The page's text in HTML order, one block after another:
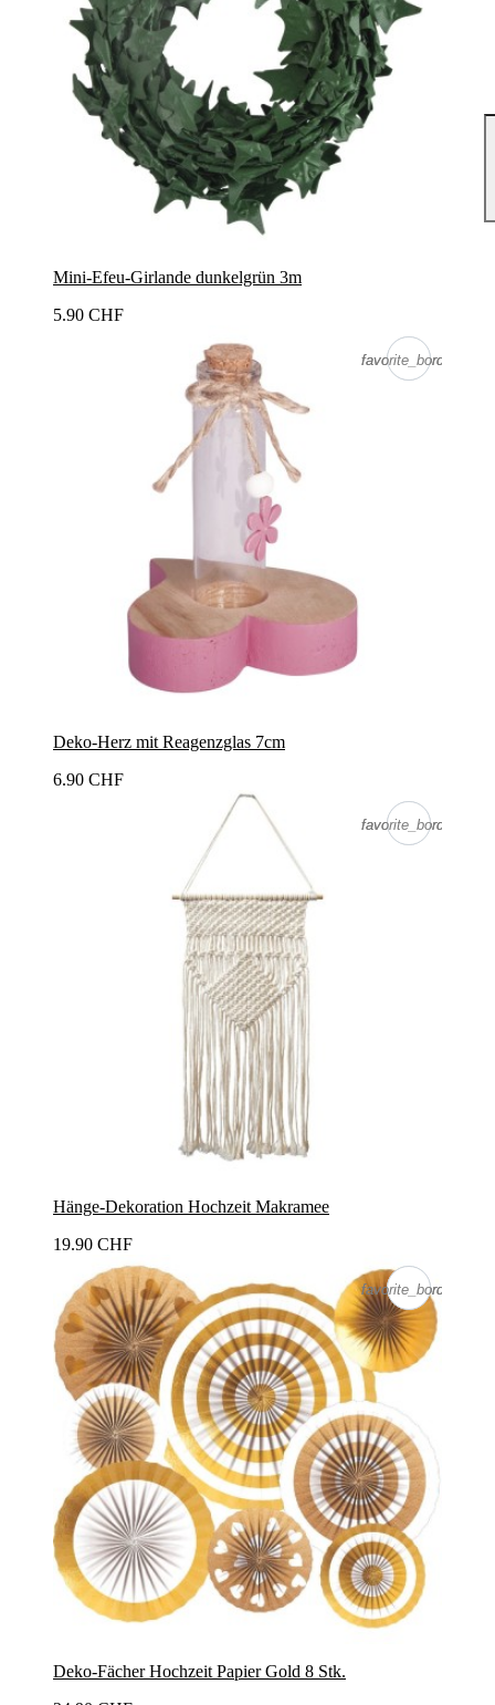
Mini-Efeu-Girlande dunkelgrün 3m
5.90 CHF
favorite_border
favorite_border
Deko-Herz mit Reagenzglas 7cm
6.90 CHF
favorite_border
favorite_border
Hänge-Dekoration Hochzeit Makramee
19.90 CHF
favorite_border
favorite_border
Deko-Fächer Hochzeit Papier Gold 8 Stk.